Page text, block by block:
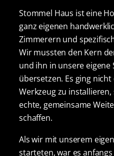
Stommel Haus ist eine
ganz eigenen
Zimmerern und
Wir mussten den Kern
und ihn in unsere
übersetzen. Es ging
Werkzeug zu
echte, gemeinsame
schaffen.
Als wir mit unserem
starteten, war es